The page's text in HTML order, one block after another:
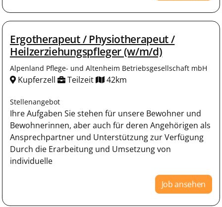
Ergotherapeut / Physiotherapeut /
Heilzerziehungspfleger (w/m/d)
Alpenland Pflege- und Altenheim Betriebsgesellschaft mbH
Kupferzell Teilzeit 42km
Stellenangebot
Ihre Aufgaben Sie stehen für unsere Bewohner und
Bewohnerinnen, aber auch für deren Angehörigen als
Ansprechpartner und Unterstützung zur Verfügung
Durch die Erarbeitung und Umsetzung von
individuelle
Job ansehen